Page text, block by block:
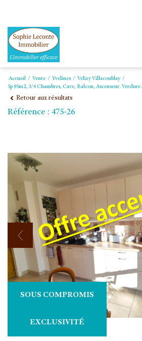
Accueil Vente Yvelines
Velizy Villacoublay
5p 95m2, 3/4 Chambres, Cave, Balcon, Ascenseur. Verdure.
Retour aux résultats
Référence : 475-26
SOUS COMPROMIS
EXCLUSIVITÉ